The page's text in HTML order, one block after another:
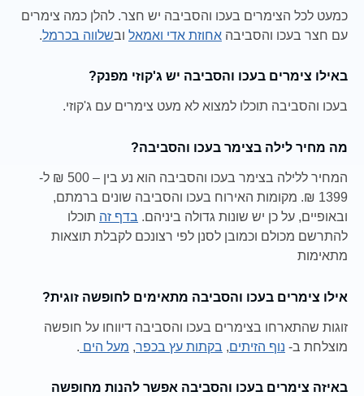
כמעט לכל הצימרים בעכו והסביבה יש חצר. להלן כמה צימרים
עם חצר בעכו והסביבה אחוזת אדי ואמאל ובשלווה בכרמל.
באילו צימרים בעכו והסביבה יש ג'קוזי מפנק?
בעכו והסביבה תוכלו למצוא לא מעט צימרים עם ג'קוזי.
מה מחיר לילה בצימר בעכו והסביבה?
המחיר ללילה בצימר בעכו והסביבה הוא נע בין – 500 ₪ ל-
1399 ₪. מקומות האירוח בעכו והסביבה שונים ברמתם,
ובאופיים, על כן יש שונות גדולה ביניהם. בדף זה תוכלו
להתרשם מכולם וכמובן לסנן לפי רצונכם לקבלת תוצאות
מתאימות
אילו צימרים בעכו והסביבה מתאימים לחופשה זוגית?
זוגות שהתארחו בצימרים בעכו והסביבה דיווחו על חופשה
מוצלחת ב- נוף הזיתים, בקתות עץ בכפר, מעל הים .
באיזה צימרים בעכו והסביבה אפשר להנות מחופשה